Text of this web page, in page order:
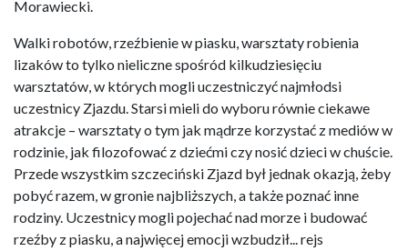
Morawiecki.
Walki robotów, rzeźbienie w piasku, warsztaty robienia
lizaków to tylko nieliczne spośród kilkudziesięciu
warsztatów, w których mogli uczestniczyć najmłodsi
uczestnicy Zjazdu. Starsi mieli do wyboru równie ciekawe
atrakcje – warsztaty o tym jak mądrze korzystać z mediów w
rodzinie, jak filozofować z dziećmi czy nosić dzieci w chuście.
Przede wszystkim szczeciński Zjazd był jednak okazją, żeby
pobyć razem, w gronie najbliższych, a także poznać inne
rodziny. Uczestnicy mogli pojechać nad morze i budować
rzeźby z piasku, a najwięcej emocji wzbudził... rejs